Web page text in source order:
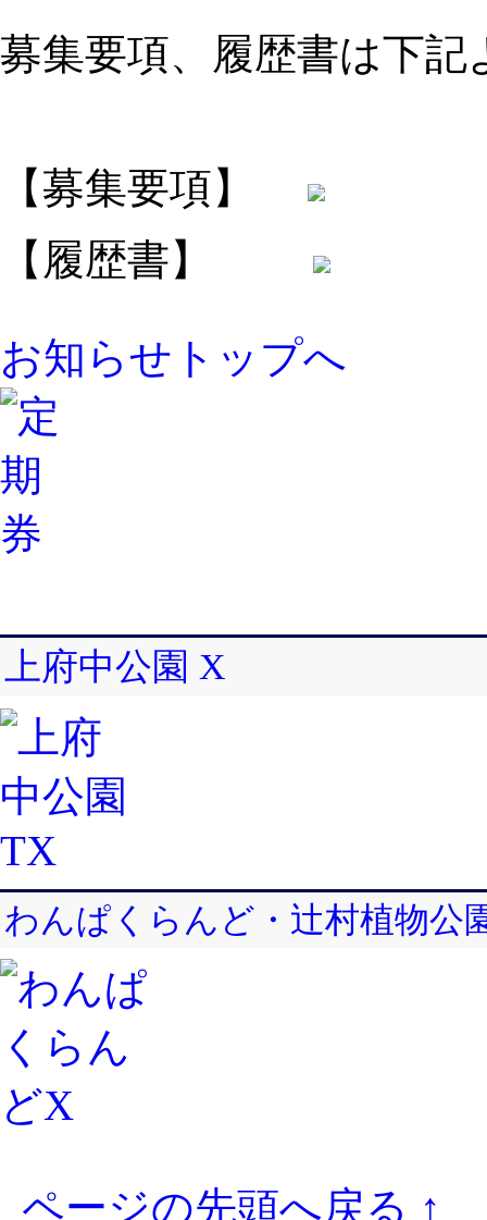
募集要項、履歴書は下
【募集要項】
【履歴書】
お知らせトップへ
上府中公園 X
わんぱくらんど・辻村植物公
ページの先頭へ戻る ↑